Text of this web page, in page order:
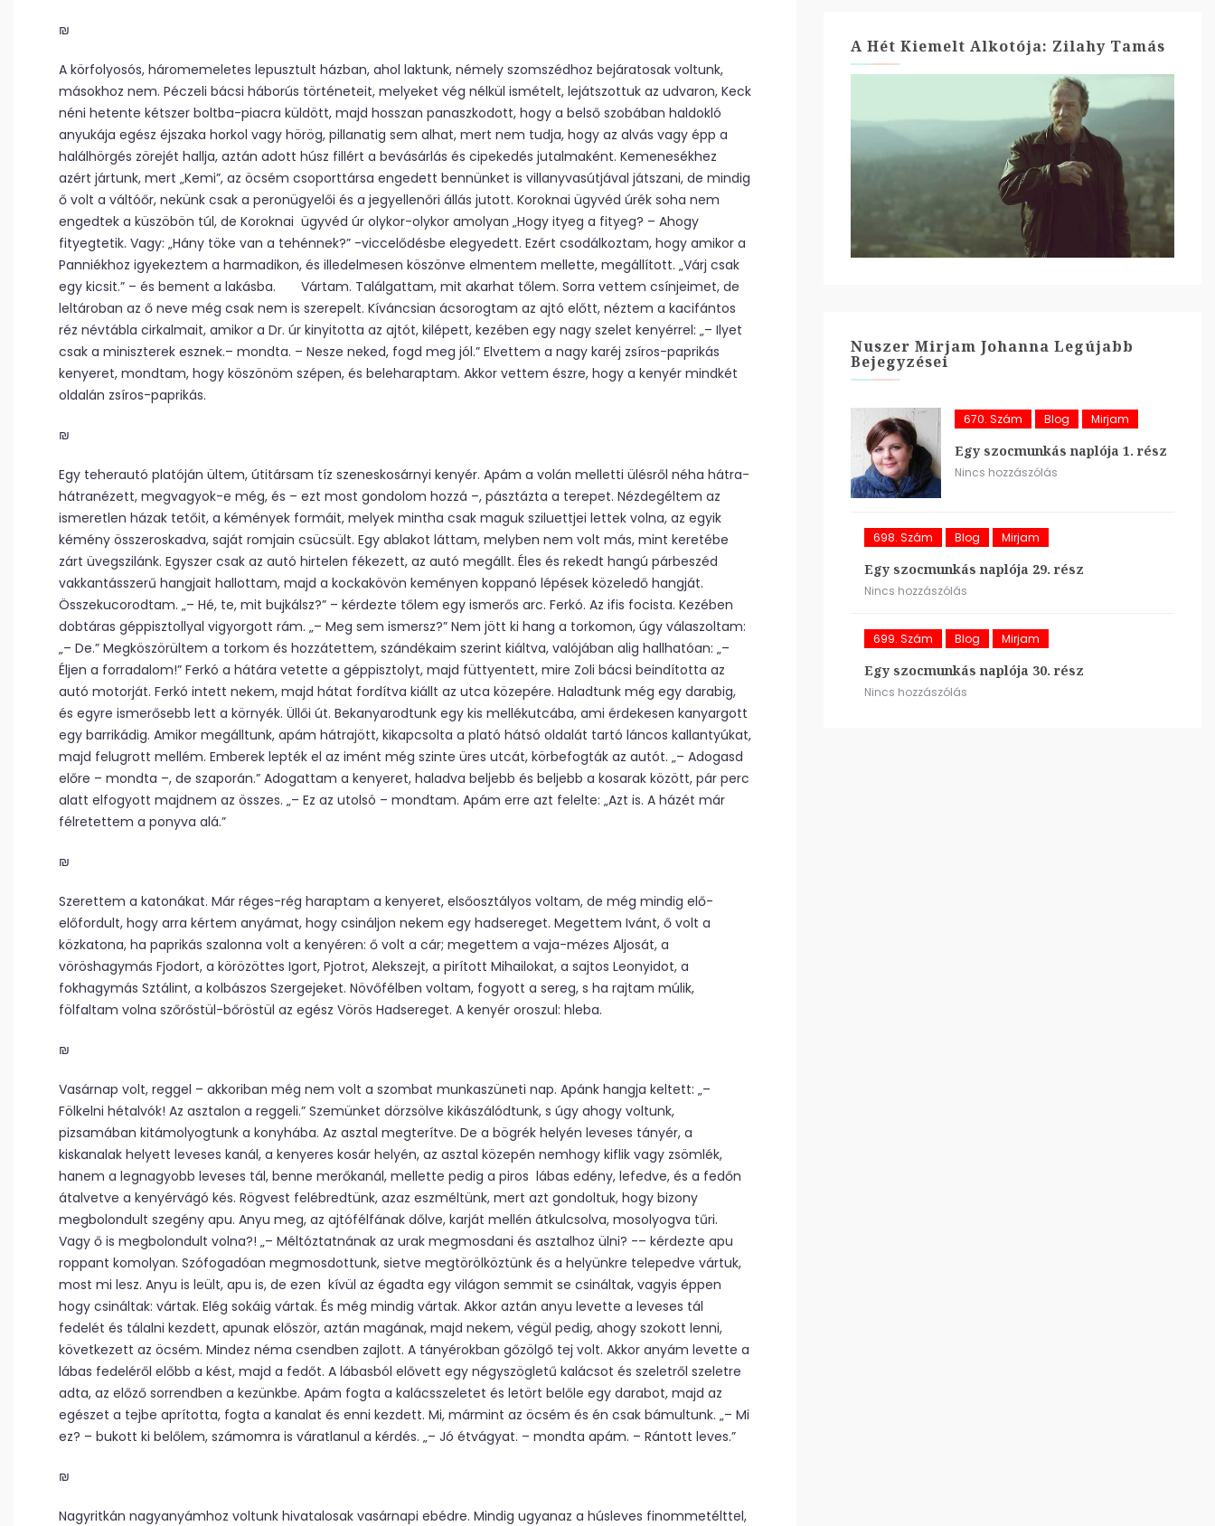
₪
A körfolyosós, háromemeletes lepusztult házban, ahol laktunk, némely szomszédhoz bejáratosak voltunk,
másokhoz nem. Péczeli bácsi háborús történeteit, melyeket vég nélkül ismételt, lejátszottuk az udvaron, Keck
néni hetente kétszer boltba-piacra küldött, majd hosszan panaszkodott, hogy a belső szobában haldokló
anyukája egész éjszaka horkol vagy hörög, pillanatig sem alhat, mert nem tudja, hogy az alvás vagy épp a
halálhörgés zörejét hallja, aztán adott húsz fillért a bevásárlás és cipekedés jutalmaként. Kemenesékhez
azért jártunk, mert „Kemi”, az öcsém csoporttársa engedett bennünket is villanyvasútjával játszani, de mindig
ő volt a váltóőr, nekünk csak a peronügyelői és a jegyellenőri állás jutott. Koroknai ügyvéd úrék soha nem
engedtek a küszöbön túl, de Koroknai ügyvéd úr olykor-olykor amolyan „Hogy ityeg a fityeg? – Ahogy
fityegtetik. Vagy: „Hány töke van a tehénnek?” -viccelődésbe elegyedett. Ezért csodálkoztam, hogy amikor a
Panniékhoz igyekeztem a harmadikon, és illedelmesen köszönve elmentem mellette, megállított. „Várj csak
egy kicsit.” – és bement a lakásba. Vártam. Találgattam, mit akarhat tőlem. Sorra vettem csínjeimet, de
leltároban az ő neve még csak nem is szerepelt. Kíváncsian ácsorogtam az ajtó előtt, néztem a kacifántos
réz névtábla cirkalmait, amikor a Dr. úr kinyitotta az ajtót, kilépett, kezében egy nagy szelet kenyérrel: „– Ilyet
csak a miniszterek esznek.– mondta. – Nesze neked, fogd meg jól.” Elvettem a nagy karéj zsíros-paprikás
kenyeret, mondtam, hogy köszönöm szépen, és beleharaptam. Akkor vettem észre, hogy a kenyér mindkét
oldalán zsíros-paprikás.
₪
Egy teherautó platóján ültem, útitársam tíz szeneskosárnyi kenyér. Apám a volán melletti ülésről néha hátra-
hátranézett, megvagyok-e még, és – ezt most gondolom hozzá –, pásztázta a terepet. Nézdegéltem az
ismeretlen házak tetőit, a kémények formáit, melyek mintha csak maguk sziluettjei lettek volna, az egyik
kémény összeroskadva, saját romjain csücsült. Egy ablakot láttam, melyben nem volt más, mint keretébe
zárt üvegszilánk. Egyszer csak az autó hirtelen fékezett, az autó megállt. Éles és rekedt hangú párbeszéd
vakkantásszerű hangjait hallottam, majd a kockakövön keményen koppanó lépések közeledő hangját.
Összekucorodtam. „– Hé, te, mit bujkálsz?” – kérdezte tőlem egy ismerős arc. Ferkó. Az ifis focista. Kezében
dobtáras géppisztollyal vigyorgott rám. „– Meg sem ismersz?” Nem jött ki hang a torkomon, úgy válaszoltam:
„– De.” Megköszörültem a torkom és hozzátettem, szándékaim szerint kiáltva, valójában alig hallhatóan: „–
Éljen a forradalom!” Ferkó a hátára vetette a géppisztolyt, majd füttyentett, mire Zoli bácsi beindította az
autó motorját. Ferkó intett nekem, majd hátat fordítva kiállt az utca közepére. Haladtunk még egy darabig,
és egyre ismerősebb lett a környék. Üllői út. Bekanyarodtunk egy kis mellékutcába, ami érdekesen kanyargott
egy barrikádig. Amikor megálltunk, apám hátrajött, kikapcsolta a plató hátsó oldalát tartó láncos kallantyúkat,
majd felugrott mellém. Emberek lepték el az imént még szinte üres utcát, körbefogták az autót. „– Adogasd
előre – mondta –, de szaporán.” Adogattam a kenyeret, haladva beljebb és beljebb a kosarak között, pár perc
alatt elfogyott majdnem az összes. „– Ez az utolsó – mondtam. Apám erre azt felelte: „Azt is. A házét már
félretettem a ponyva alá.”
₪
Szerettem a katonákat. Már réges-rég haraptam a kenyeret, elsőosztályos voltam, de még mindig elő-
előfordult, hogy arra kértem anyámat, hogy csináljon nekem egy hadsereget. Megettem Ivánt, ő volt a
közkatona, ha paprikás szalonna volt a kenyéren: ő volt a cár; megettem a vaja-mézes Aljosát, a
vöröshagymás Fjodort, a körözöttes Igort, Pjotrot, Alekszejt, a pirított Mihailokat, a sajtos Leonyidot, a
fokhagymás Sztálint, a kolbászos Szergejeket. Növőfélben voltam, fogyott a sereg, s ha rajtam múlik,
fölfaltam volna szőrőstül-bőröstül az egész Vörös Hadsereget. A kenyér oroszul: hleba.
₪
Vasárnap volt, reggel – akkoriban még nem volt a szombat munkaszüneti nap. Apánk hangja keltett: „–
Fölkelni hétalvók! Az asztalon a reggeli.” Szemünket dörzsölve kikászálódtunk, s úgy ahogy voltunk,
pizsamában kitámolyogtunk a konyhába. Az asztal megterítve. De a bögrék helyén leveses tányér, a
kiskanalak helyett leveses kanál, a kenyeres kosár helyén, az asztal közepén nemhogy kiflik vagy zsömlék,
hanem a legnagyobb leveses tál, benne merőkanál, mellette pedig a piros lábas edény, lefedve, és a fedőn
átalvetve a kenyérvágó kés. Rögvest felébredtünk, azaz eszméltünk, mert azt gondoltuk, hogy bizony
megbolondult szegény apu. Anyu meg, az ajtófélfának dőlve, karját mellén átkulcsolva, mosolyogva tűri.
Vagy ő is megbolondult volna?! „– Méltóztatnának az urak megmosdani és asztalhoz ülni? -– kérdezte apu
roppant komolyan. Szófogadóan megmosdottunk, sietve megtörölköztünk és a helyünkre telepedve vártuk,
most mi lesz. Anyu is leült, apu is, de ezen kívül az égadta egy világon semmit se csináltak, vagyis éppen
hogy csináltak: vártak. Elég sokáig vártak. És még mindig vártak. Akkor aztán anyu levette a leveses tál
fedelét és tálalni kezdett, apunak először, aztán magának, majd nekem, végül pedig, ahogy szokott lenni,
következett az öcsém. Mindez néma csendben zajlott. A tányérokban gőzölgő tej volt. Akkor anyám levette a
lábas fedeléről előbb a kést, majd a fedőt. A lábasból elővett egy négyszögletű kalácsot és szeletről szeletre
adta, az előző sorrendben a kezünkbe. Apám fogta a kalácsszeletet és letört belőle egy darabot, majd az
egészet a tejbe aprította, fogta a kanalat és enni kezdett. Mi, mármint az öcsém és én csak bámultunk. „– Mi
ez? – bukott ki belőlem, számomra is váratlanul a kérdés. „– Jó étvágyat. – mondta apám. – Rántott leves.”
₪
Nagyritkán nagyanyámhoz voltunk hivatalosak vasárnapi ebédre. Mindig ugyanaz a húsleves finommetélttel,
A Hét Kiemelt Alkotója: Zilahy Tamás
Nuszer Mirjam Johanna Legújabb
Bejegyzései
670. Szám Blog Mirjam
Egy szocmunkás naplója 1. rész
Nincs hozzászólás
698. Szám Blog Mirjam
Egy szocmunkás naplója 29. rész
Nincs hozzászólás
699. Szám Blog Mirjam
Egy szocmunkás naplója 30. rész
Nincs hozzászólás